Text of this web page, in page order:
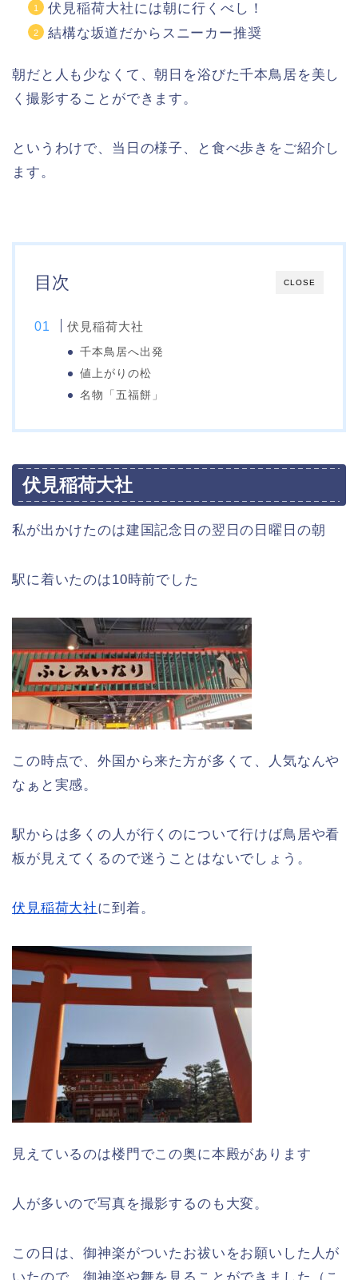
伏見稲荷大社には朝に行くべし！
結構な坂道だからスニーカー推奨
朝だと人も少なくて、朝日を浴びた千本鳥居を美し
く撮影することができます。
というわけで、当日の様子、と食べ歩きをご紹介し
ます。
CLOSE
目次
伏見稲荷大社
千本鳥居へ出発
値上がりの松
名物「五福餅」
伏見稲荷大社
私が出かけたのは建国記念日の翌日の日曜日の朝
駅に着いたのは10時前でした
この時点で、外国から来た方が多くて、人気なんや
なぁと実感。
駅からは多くの人が行くのについて行けば鳥居や看
板が見えてくるので迷うことはないでしょう。
伏見稲荷大社に到着。
見えているのは楼門でこの奥に本殿があります
人が多いので写真を撮影するのも大変。
この日は、御神楽がついたお祓いをお願いした人が
いたので、御神楽や舞を見ることができました（こ